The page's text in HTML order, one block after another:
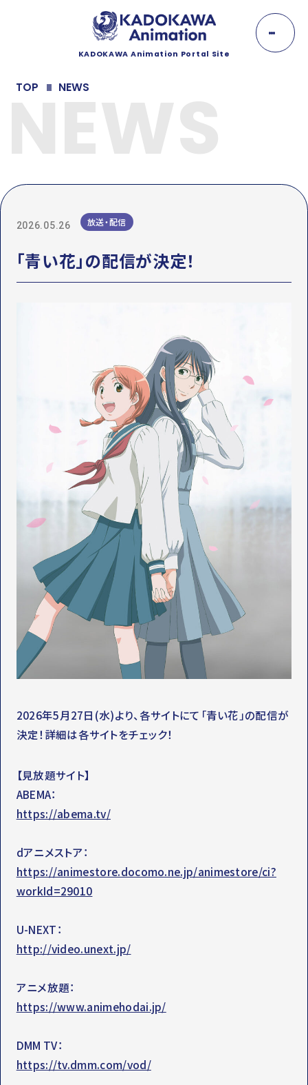
K
A
D
O
i
n
KADOKAWA Animation Portal Site
ラインナップ
MOVIE
OFFICIAL SNS
T
W
T
E
T
T
I
K
T
O
K
TOP NEWS
2026.05.26 放送・配信
「青い花」の配信が決定！
2026年5月27日(水)より、各サイトにて「青い花」の配信が
決定！詳細は各サイトをチェック！
【見放題サイト】
ABEMA：
https://abema.tv/
dアニメストア：
https://animestore.docomo.ne.jp/animestore/ci?
workId=29010
U-NEXT：
http://video.unext.jp/
アニメ放題：
https://www.animehodai.jp/
DMM TV：
https://tv.dmm.com/vod/